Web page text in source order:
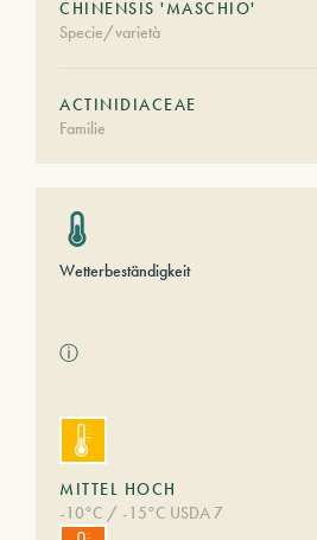
CHINENSIS 'MASCHIO'
Specie/varietà
ACTINIDIACEAE
Familie
Wetterbeständigkeit
ⓘ
MITTEL HOCH
-10°C / -15°C USDA 7